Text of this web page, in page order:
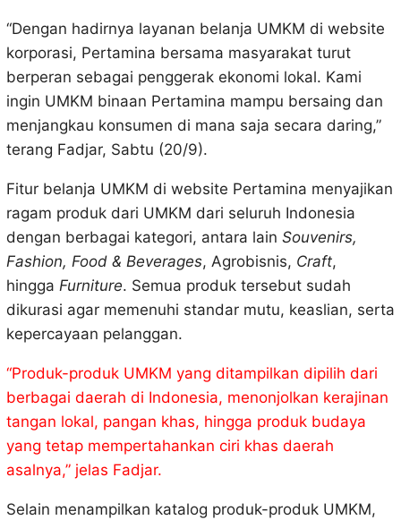
“Dengan hadirnya layanan belanja UMKM di website
korporasi, Pertamina bersama masyarakat turut
berperan sebagai penggerak ekonomi lokal. Kami
ingin UMKM binaan Pertamina mampu bersaing dan
menjangkau konsumen di mana saja secara daring,”
terang Fadjar, Sabtu (20/9).
Fitur belanja UMKM di website Pertamina menyajikan
ragam produk dari UMKM dari seluruh Indonesia
dengan berbagai kategori, antara lain Souvenirs,
Fashion, Food & Beverages, Agrobisnis, Craft,
hingga Furniture. Semua produk tersebut sudah
dikurasi agar memenuhi standar mutu, keaslian, serta
kepercayaan pelanggan.
“Produk-produk UMKM yang ditampilkan dipilih dari
berbagai daerah di Indonesia, menonjolkan kerajinan
tangan lokal, pangan khas, hingga produk budaya
yang tetap mempertahankan ciri khas daerah
asalnya,” jelas Fadjar.
Selain menampilkan katalog produk-produk UMKM,